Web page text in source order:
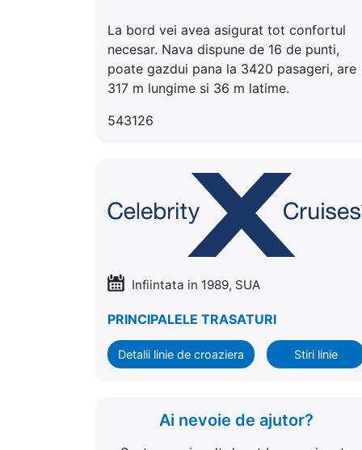
La bord vei avea asigurat tot confortul
necesar. Nava dispune de 16 de punti,
poate gazdui pana la 3420 pasageri, are
317 m lungime si 36 m latime.
543126
Infiintata in 1989, SUA
PRINCIPALELE TRASATURI
Detalii linie de croaziera Stiri linie
Ai nevoie de ajutor?